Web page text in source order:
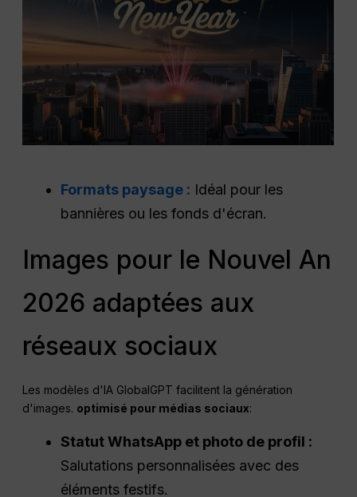
Formats paysage : Idéal pour les
bannières ou les fonds d'écran.
Images pour le Nouvel An
2026 adaptées aux
réseaux sociaux
Les modèles d'IA GlobalGPT facilitent la génération
d'images. optimisé pour médias sociaux:
Statut WhatsApp et photo de profil :
Salutations personnalisées avec des
éléments festifs.